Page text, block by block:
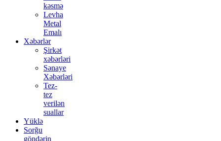
kəsmə
Levha
Metal
Emalı
Xəbərlər
Şirkət
xəbərləri
Sənaye
Xəbərləri
Tez-
tez
verilən
suallar
Yüklə
Sorğu
göndərin